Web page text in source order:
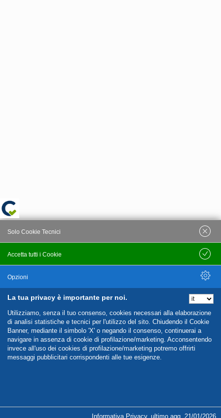
La tua privacy è importante per noi.
Utilizziamo, senza il tuo consenso, cookies necessari alla elaborazione
di analisi statistiche e tecnici per l'utilizzo del sito. Chiudendo il Cookie
Banner, mediante il simbolo 'X' o negando il consenso, continuerai a
navigare in assenza di cookie di profilazione/marketing. Acconsentendo
invece all'uso dei cookies di profilazione/marketing potremo offrirti
messaggi pubblicitari corrispondenti alle tue esigenze.
Accetta tutti i Cookie
Solo Cookie Tecnici
Salva
Opzioni
Nascondi Opzioni
Informativa Privacy, ultimo agg. 21/01/2026